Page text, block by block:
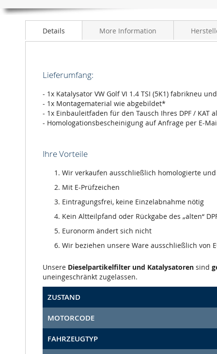
Anfang
Bildergalerie
Details More Information
Lieferumfang:
- 1x Katalysator VW Golf VI 1.4 TSI (5K1) fabrikneu
- 1x Montagematerial wie abgebildet*
- 1x Einbauleitfaden für den Tausch Ihres DPF / KAT
- Homologationsbescheinigung auf Anfrage per E-
Ihre Vorteile
Wir verkaufen ausschließlich homologierte
Mit E-Prüfzeichen
Eintragungsfrei, keine Einzelabnahme nötig
Kein Altteilpfand oder Rückgabe des „alten“
Euronorm ändert sich nicht
Wir beziehen unsere Ware ausschließlich von
Unsere Dieselpartikelfilter und Katalysatoren sind
uneingeschränkt zugelassen.
ZUSTAND
MOTORCODE
FAHRZEUGTYP